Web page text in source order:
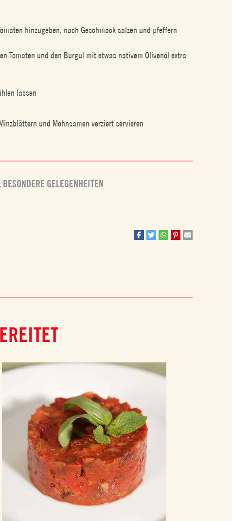
hinzugeben, nach Geschmack salzen und pfeffern
Tomaten und den Burgul mit etwas nativem Olivenöl extra
lassen
und Mohnsamen verziert servieren
, BESONDERE GELEGENHEITEN